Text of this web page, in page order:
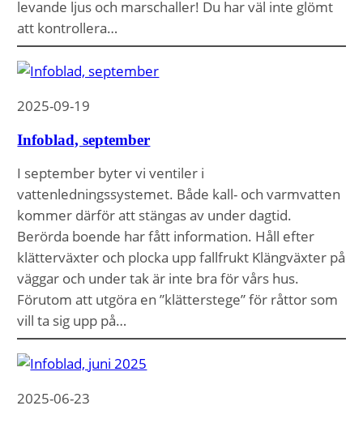
levande ljus och marschaller! Du har väl inte glömt
att kontrollera…
2025-09-19
Infoblad, september
I september byter vi ventiler i
vattenledningssystemet. Både kall- och varmvatten
kommer därför att stängas av under dagtid.
Berörda boende har fått information. Håll efter
klätterväxter och plocka upp fallfrukt Klängväxter på
väggar och under tak är inte bra för vårs hus.
Förutom att utgöra en ”klätterstege” för råttor som
vill ta sig upp på…
2025-06-23